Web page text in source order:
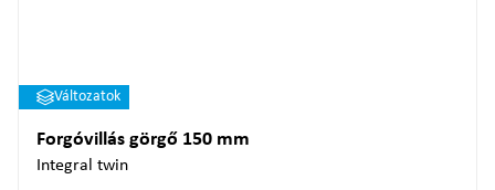
Változatok
Forgóvillás görgő 150 mm
Integral twin